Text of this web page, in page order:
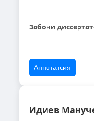
Забони
Аннотатсия
Идиев